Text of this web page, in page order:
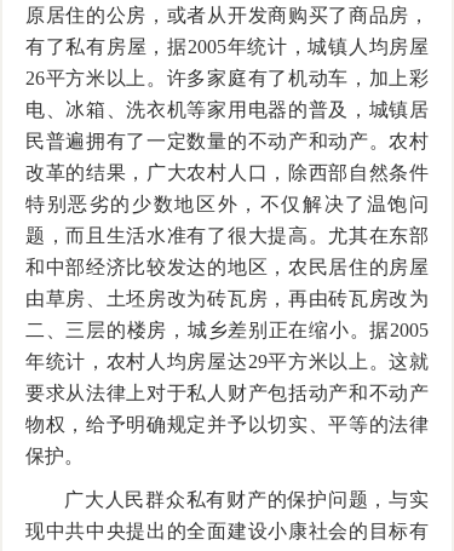
原居住的公房，或者从开发商购买了商品房，
有了私有房屋，据2005年统计，城镇人均房屋
26平方米以上。许多家庭有了机动车，加上彩
电、冰箱、洗衣机等家用电器的普及，城镇居
民普遍拥有了一定数量的不动产和动产。农村
改革的结果，广大农村人口，除西部自然条件
特别恶劣的少数地区外，不仅解决了温饱问
题，而且生活水准有了很大提高。尤其在东部
和中部经济比较发达的地区，农民居住的房屋
由草房、土坯房改为砖瓦房，再由砖瓦房改为
二、三层的楼房，城乡差别正在缩小。据2005
年统计，农村人均房屋达29平方米以上。这就
要求从法律上对于私人财产包括动产和不动产
物权，给予明确规定并予以切实、平等的法律
保护。
广大人民群众私有财产的保护问题，与实
现中共中央提出的全面建设小康社会的目标有